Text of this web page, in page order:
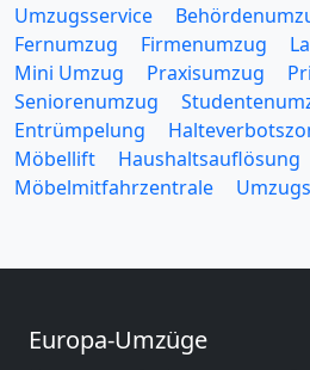
Umzugsservice
Fernumzug
Firmenumzug
Mini Umzug
Praxisumzug
Seniorenumzug
Entrümpelung
Möbellift
Haushaltsauflösung
Möbelmitfahrzentrale
Europa-Umzüge